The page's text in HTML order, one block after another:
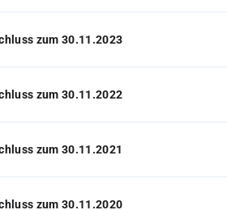
zum 30.11.2023
zum 30.11.2022
zum 30.11.2021
zum 30.11.2020